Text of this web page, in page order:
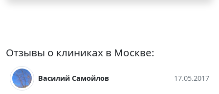
Отзывы о клиниках в Москве:
Василий Самойлов 17.05.2017